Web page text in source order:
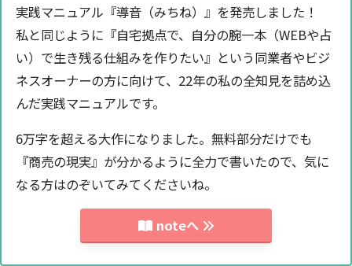
実践マニュアル『導音（みちね）』を発売しました！
私と同じように『自宅拠点で、自分の腕一本（WEBや占
い）で生き残る仕組みを作りたい』という同業者やビジ
ネスオーナーの方に向けて、22年の私の全知見を詰め込
んだ実践マニュアルです。
6万字を超える大作になりました。無料部分だけでも
『商売の現実』が分かるように全力で書いたので、気に
なる方はのぞいてみてくださいね。
noteへ